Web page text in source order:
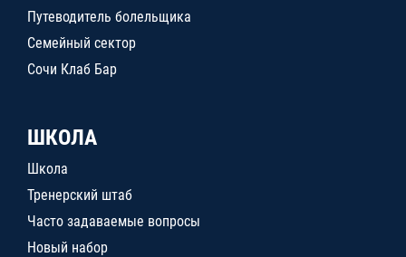
Путеводитель болельщика
Семейный сектор
Сочи Клаб Бар
ШКОЛА
Школа
Тренерский штаб
Часто задаваемые вопросы
Новый набор